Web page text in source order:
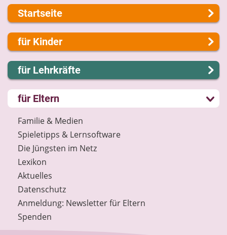
Startseite
Über uns
Presse
Kontakt
Impressum
Internet-ABC Sitemap
Barrierefreiheit
Länderprojekte
für Kinder
Lernen und Schule
Hobby und Freizeit
Spiel und Spaß
Mitreden und Mitmachen
Lexikon
Datenschutz
Newsletter
für Lehrkräfte
Lernmodule
Unterrichts­materialien
Internet-ABC-Schule
Praxishilfen
Aktuelles
Materialbestellung
Lexikon
Datenschutz
Newsletter
Spenden
für Eltern
Familie & Medien
Spieletipps & Lernsoftware
Die Jüngsten im Netz
Lexikon
Aktuelles
Datenschutz
Anmeldung: Newsletter für Eltern
Spenden